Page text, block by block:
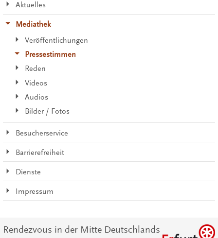
Aktuelles
Mediathek
Veröffentlichungen
Pressestimmen
Reden
Videos
Audios
Bilder / Fotos
Besucherservice
Barrierefreiheit
Dienste
Impressum
Rendezvous in der Mitte Deutschlands